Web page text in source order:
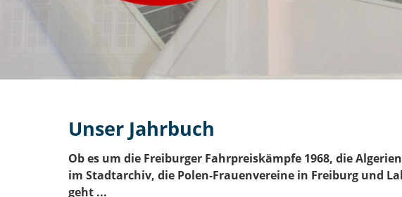
Unser Jahrbuch
Ob es um die Freiburger Fahrpreiskämpfe 1968, die
im Stadtarchiv, die Polen-Frauenvereine in Freiburg und
geht ...